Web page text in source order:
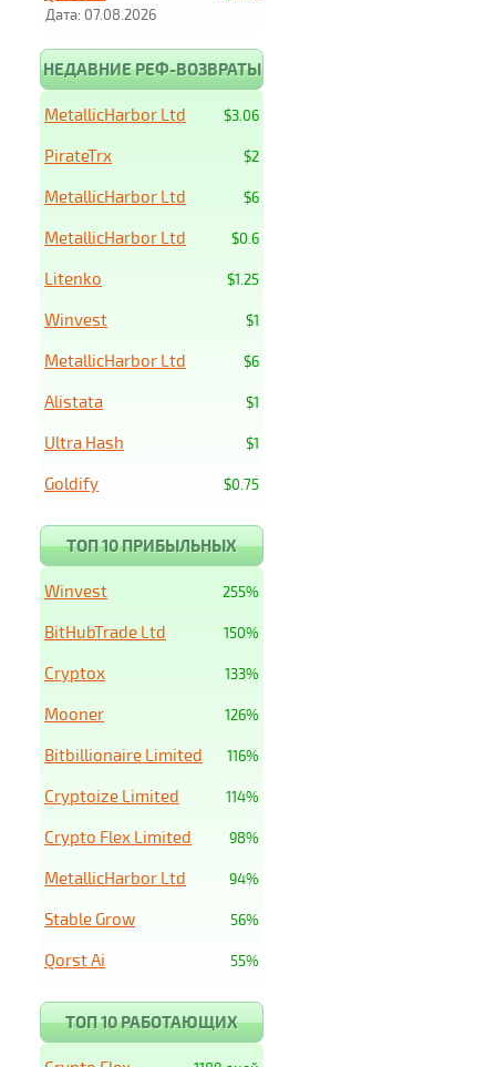
Дата: 07.08.2026
НЕДАВНИЕ РЕФ-ВОЗВРАТЫ
$3.06
MetallicHarbor Ltd
$2
PirateTrx
$6
MetallicHarbor Ltd
$0.6
MetallicHarbor Ltd
$1.25
Litenko
$1
Winvest
$6
MetallicHarbor Ltd
$1
Alistata
$1
Ultra Hash
$0.75
Goldify
ТОП 10 ПРИБЫЛЬНЫХ
255%
Winvest
150%
BitHubTrade Ltd
133%
Cryptox
126%
Mooner
116%
Bitbillionaire Limited
114%
Cryptoize Limited
98%
Crypto Flex Limited
94%
MetallicHarbor Ltd
56%
Stable Grow
55%
Qorst Ai
ТОП 10 РАБОТАЮЩИХ